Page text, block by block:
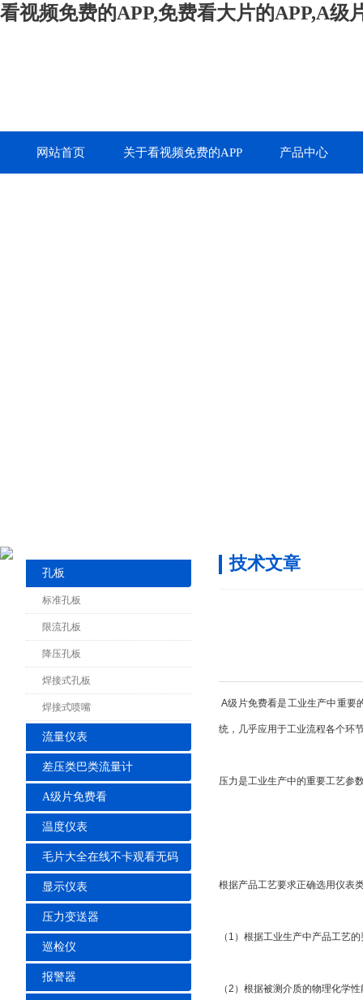
看视频免费的APP,免费看大片的APP,A级
网站首页 关于看视频免费的APP 产品中心
孔板
标准孔板
限流孔板
降压孔板
焊接式孔板
焊接式喷嘴
流量仪表
差压类巴类流量计
A级片免费看
温度仪表
毛片大全在线不卡观看无码
显示仪表
压力变送器
巡检仪
报警器
技术文章
A级片免费看是工业生产中重要的
统，几乎应用于工业流程各个环节领
压力是工业生产中的重要工艺参数之
根据产品工艺要求正确选用仪表类
（1）根据工业生产中产品工艺的要求
（2）根据被测介质的物理化学性能